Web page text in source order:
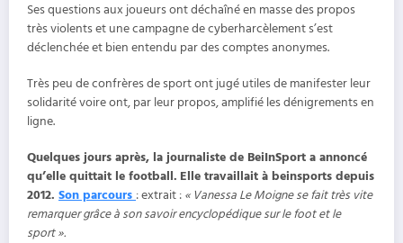
Ses questions aux joueurs ont déchaîné en masse des propos
très violents et une campagne de cyberharcèlement s’est
déclenchée et bien entendu par des comptes anonymes.
Très peu de confrères de sport ont jugé utiles de manifester leur
solidarité voire ont, par leur propos, amplifié les dénigrements en
ligne.
Quelques jours après, la journaliste de BeiInSport a annoncé
qu’elle quittait le football. Elle travaillait à beinsports depuis
2012. Son parcours : extrait : « Vanessa Le Moigne se fait très vite
remarquer grâce à son savoir encyclopédique sur le foot et le
sport ».